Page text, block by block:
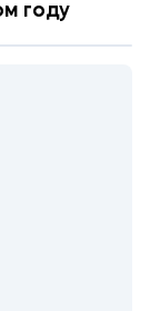
году